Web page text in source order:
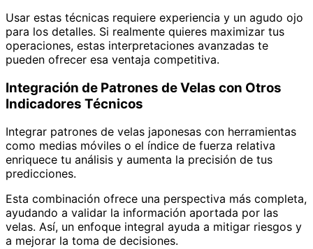
Usar estas técnicas requiere experiencia y un agudo ojo
para los detalles. Si realmente quieres maximizar tus
operaciones, estas interpretaciones avanzadas te
pueden ofrecer esa ventaja competitiva.
Integración de Patrones de Velas con Otros
Indicadores Técnicos
Integrar patrones de velas japonesas con herramientas
como medias móviles o el índice de fuerza relativa
enriquece tu análisis y aumenta la precisión de tus
predicciones.
Esta combinación ofrece una perspectiva más completa,
ayudando a validar la información aportada por las
velas. Así, un enfoque integral ayuda a mitigar riesgos y
a mejorar la toma de decisiones.